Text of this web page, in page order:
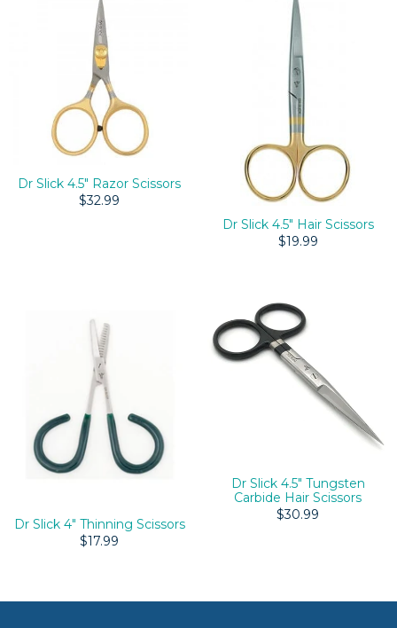
Dr Slick 4.5" Razor Scissors
$32.99
Dr Slick 4.5" Hair Scissors
$19.99
Dr Slick 4" Thinning Scissors
$17.99
Dr Slick 4.5" Tungsten
Carbide Hair Scissors
$30.99